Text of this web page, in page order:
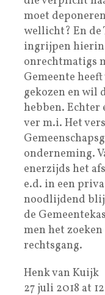
moet
wellicht? En de
ingrijpen
onrechtmatigs
Gemeente
gekozen en wil
hebben. Echter
ver m.i. Het
onderneming.
enerzijds het
e.d. in een
noodlijdend
de
men het
rechtsgang.
Henk van Kuijk
27 juli 2018 at